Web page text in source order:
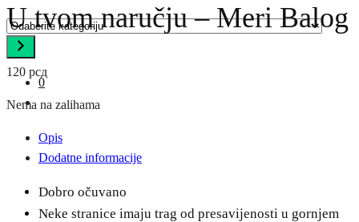
Odaberite
kategoriju
0
U tvom naručju – Meri Balog
120 рсд
Nema na zalihama
Opis
Dodatne informacije
Dobro očuvano
Neke stranice imaju trag od presavijenosti u gornjem